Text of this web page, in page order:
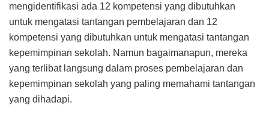
mengidentifikasi ada 12 kompetensi yang dibutuhkan
untuk mengatasi tantangan pembelajaran dan 12
kompetensi yang dibutuhkan untuk mengatasi tantangan
kepemimpinan sekolah. Namun bagaimanapun, mereka
yang terlibat langsung dalam proses pembelajaran dan
kepemimpinan sekolah yang paling memahami tantangan
yang dihadapi.